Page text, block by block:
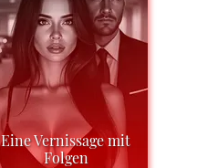
Eine Vernissage mit
Folgen